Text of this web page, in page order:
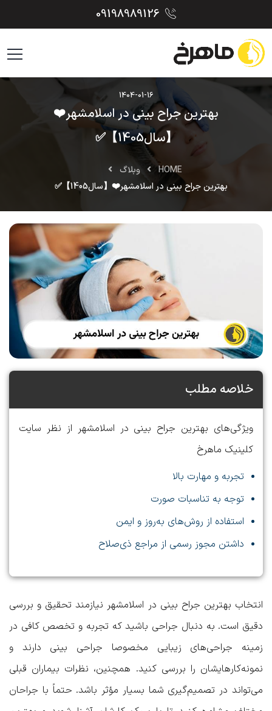
1404-01-16
بهترین جراح بینی در اسلامشهر❤️
【سال1405】✅
HOME
وبلاگ
بهترین جراح بینی در اسلامشهر❤️【سال1405】✅
خلاصه مطلب
ویژگی‌های بهترین جراح بینی در اسلامشهر از نظر سایت
کلینیک ماهرخ
تجربه و مهارت بالا
توجه به تناسبات صورت
استفاده از روش‌های به‌روز و ایمن
داشتن مجوز رسمی از مراجع ذی‌صلاح
انتخاب بهترین جراح بینی در اسلامشهر نیازمند تحقیق و بررسی
دقیق است. به دنبال جراحی باشید که تجربه و تخصص کافی در
زمینه جراحی‌های زیبایی مخصوصا جراحی بینی دارند و
نمونه‌کارهایشان را بررسی کنید. همچنین، نظرات بیماران قبلی
می‌تواند در تصمیم‌گیری شما بسیار مؤثر باشد. حتماً با جراحان